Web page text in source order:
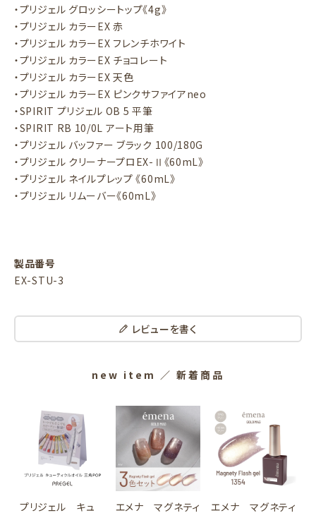
・プリジェル グロッシートップ《4g》
・プリジェル カラーEX 赤
・プリジェル カラーEX フレンチホワイト
・プリジェル カラーEX チョコレート
・プリジェル カラーEX 天色
・プリジェル カラーEX ピンクサファイアneo
・SPIRIT プリジェル OB 5 平筆
・SPIRIT RB 10/0L アート用筆
・プリジェル バッファー ブラック 100/180G
・プリジェル クリーナープロEX-Ⅱ《60mL》
・プリジェル ネイルプレップ 《60mL》
・プリジェル リムーバー《60mL》
製品番号
EX-STU-3
レビューを書く
new item ／ 新着商品
プリジェル キュ エメナ マグネティ エメナ マグネティ